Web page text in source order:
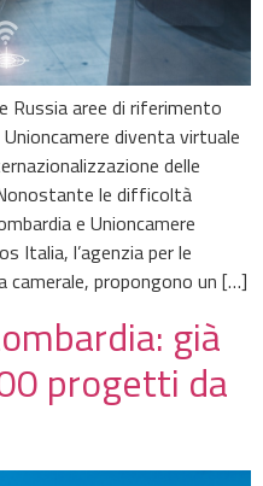
Russia aree di riferimento
diventa virtuale
delle
le difficoltà
e Unioncamere
Italia, l’agenzia per le
propongono un […]
già
progetti da